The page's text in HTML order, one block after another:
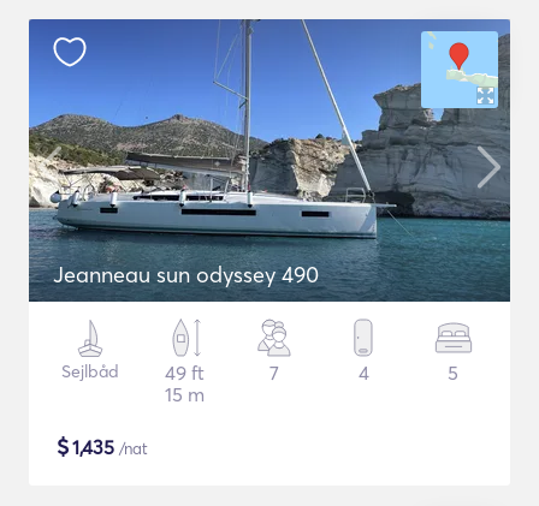
Jeanneau sun odyssey 490
Sejlbåd
49 ft
15 m
7 4 5
$1,435 /nat